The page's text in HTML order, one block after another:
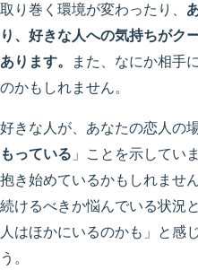
取り巻く環境が変わったり、
り、好きな人への気持ちがク
あります。
また、なにか相手
のかもしれません。
好きな人が、あなたの恋人の
もっている 」ことを示してい
抱き始めているかもしれませ
続けるべきか悩んでいる状況
人はほかにいるのかも」と感
う。